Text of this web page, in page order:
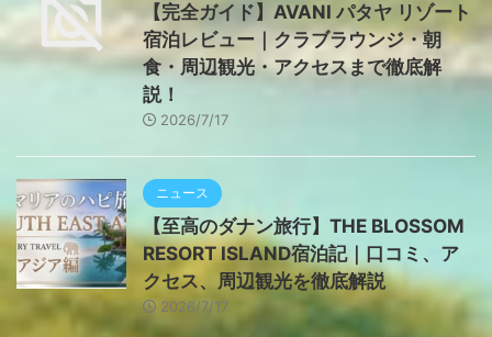
【完全ガイド】AVANI パタヤ リゾート
宿泊レビュー｜クラブラウンジ・朝
食・周辺観光・アクセスまで徹底解
説！
2026/7/17
ニュース
【至高のダナン旅行】THE BLOSSOM
RESORT ISLAND宿泊記｜口コミ、ア
クセス、周辺観光を徹底解説
2026/7/17